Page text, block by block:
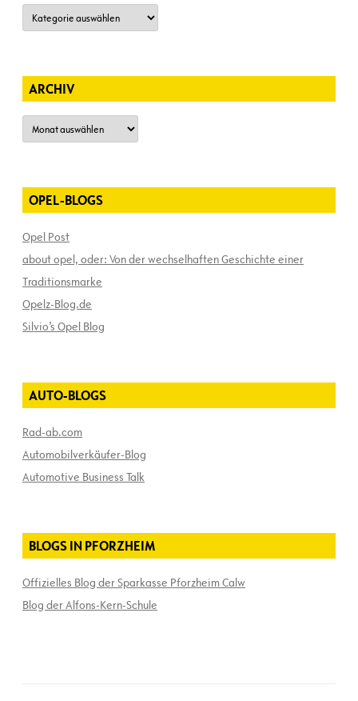
Kategorien
ARCHIV
Archiv
OPEL-BLOGS
Opel Post
about opel, oder: Von der wechselhaften Geschichte einer
Traditionsmarke
Opelz-Blog.de
Silvio’s Opel Blog
AUTO-BLOGS
Rad-ab.com
Automobilverkäufer-Blog
Automotive Business Talk
BLOGS IN PFORZHEIM
Offizielles Blog der Sparkasse Pforzheim Calw
Blog der Alfons-Kern-Schule